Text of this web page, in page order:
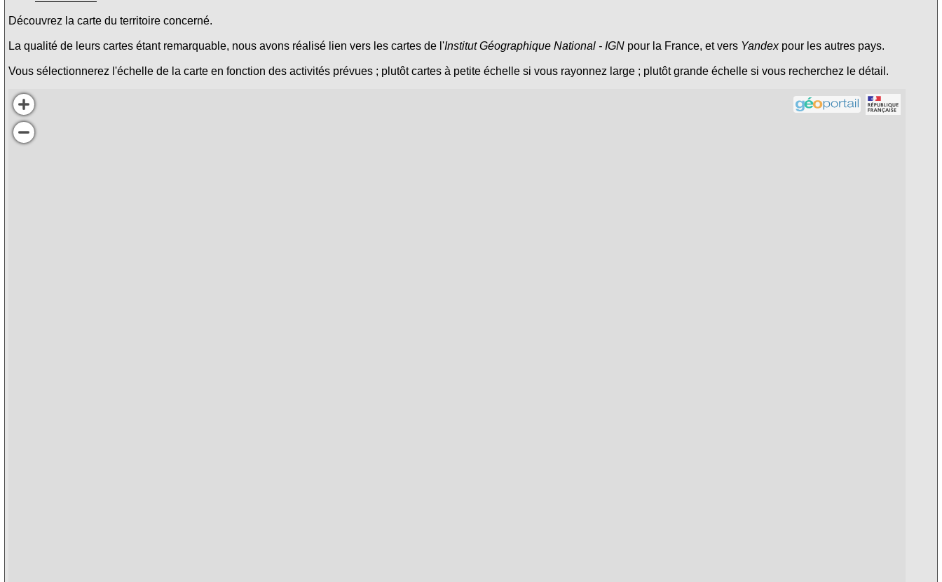
Découvrez la carte du territoire concerné.
La qualité de leurs cartes étant remarquable, nous avons réalisé lien vers les cartes de l'Institut Géographique National - IGN pour la France, et vers Yandexpour les autres pays.
Vous sélectionnerez l'échelle de la carte en fonction des activités prévues ; plutôt cartes à petite échelle si vous rayonnez large ; plutôt grande échelle si vous recherchez le détail.